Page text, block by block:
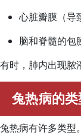
心脏瓣膜（导
脑和脊髓的包
有时，肺内出现脓
兔热病的类
兔热病有许多类型。